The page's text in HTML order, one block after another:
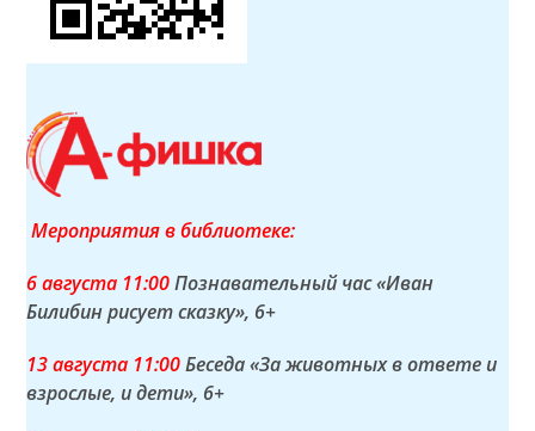
Мероприятия в библиотеке:
6 августа 11:00Познавательный час «Иван
Билибин рисует сказку», 6+
13 августа 11:00Беседа «За животных в ответе и
взрослые, и дети», 6+